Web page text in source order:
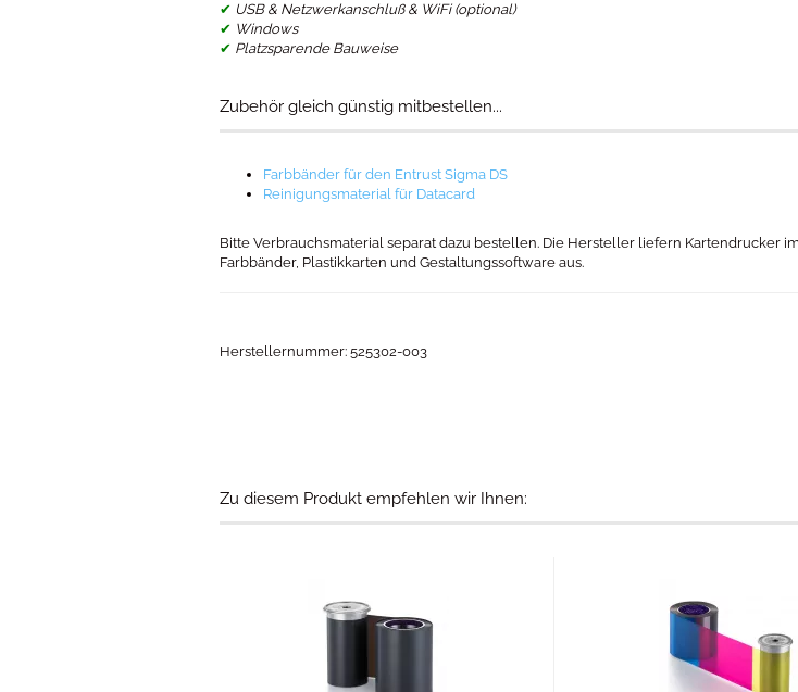
✔ USB & Netzwerkanschluß & WiFi (optional)
✔ Windows
✔ Platzsparende Bauweise
Zubehör gleich günstig mitbestellen...
Farbbänder für den Entrust Sigma DS
Reinigungsmaterial für Datacard
Bitte Verbrauchsmaterial separat dazu bestellen. Die Hersteller liefern Kartendrucker
Farbbänder, Plastikkarten und Gestaltungssoftware aus.
Herstellernummer: 525302-003
Zu diesem Produkt empfehlen wir Ihnen: